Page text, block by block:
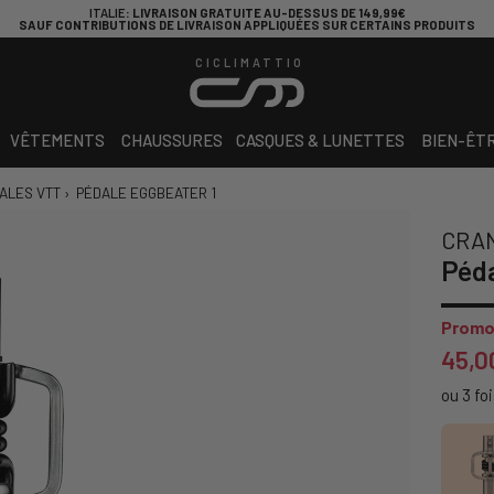
ITALIE: LIVRAISON GRATUITE AU-DESSUS DE 149,99€
SAUF CONTRIBUTIONS DE LIVRAISON APPLIQUÉES SUR CERTAINS PRODUITS
CICLIMATTIO
VÊTEMENTS CHAUSSURES CASQUES & LUNETTES BIEN-
VTT › PÉDALE EGGBEATER 1